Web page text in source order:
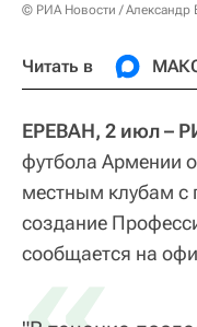
© РИА Новости / Александр
Читать в
ЕРЕВАН, 2 июл –
футбола Армении
местным клубам с
создание
сообщается на